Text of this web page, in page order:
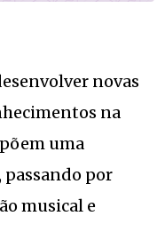
novas
na
uma
passando por
musical e